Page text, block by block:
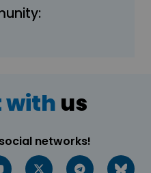
with us
networks!